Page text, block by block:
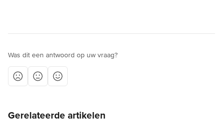
Was dit een antwoord op uw vraag?
Gerelateerde artikelen